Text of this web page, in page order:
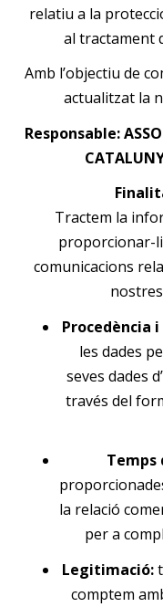
relatiu a la
al tractament
Amb l’objectiu de
actualitzat la
Responsable:
Tractem la
proporcionar-li
comunicacions
Procedència
les dades
seves dades
través del
Temps
la relació
per a
Legitimació:
comptem